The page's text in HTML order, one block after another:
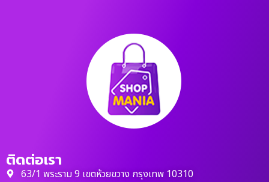
ติดต่อเรา
63/1 พระราม 9 เขตห้วยขวาง กรุงเทพ 10310